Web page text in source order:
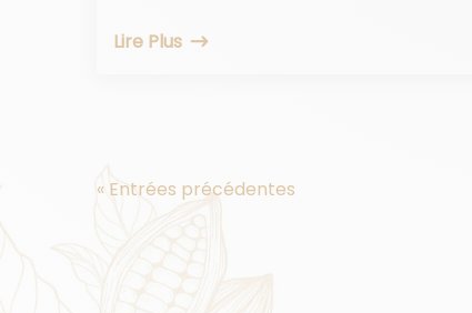
Lire Plus
« Entrées précédentes